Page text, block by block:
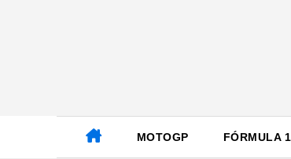
MOTOGP FÓRMULA 1